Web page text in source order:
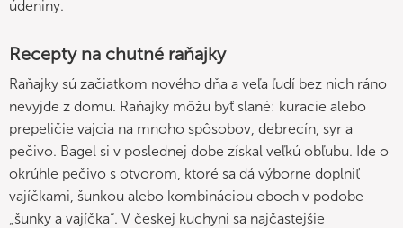
údeniny.
Recepty na chutné raňajky
Raňajky sú začiatkom nového dňa a veľa ľudí bez nich ráno
nevyjde z domu. Raňajky môžu byť slané: kuracie alebo
prepeličie vajcia na mnoho spôsobov, debrecín, syr a
pečivo. Bagel si v poslednej dobe získal veľkú obľubu. Ide o
okrúhle pečivo s otvorom, ktoré sa dá výborne doplniť
vajíčkami, šunkou alebo kombináciou oboch v podobe
„šunky a vajíčka“. V českej kuchyni sa najčastejšie